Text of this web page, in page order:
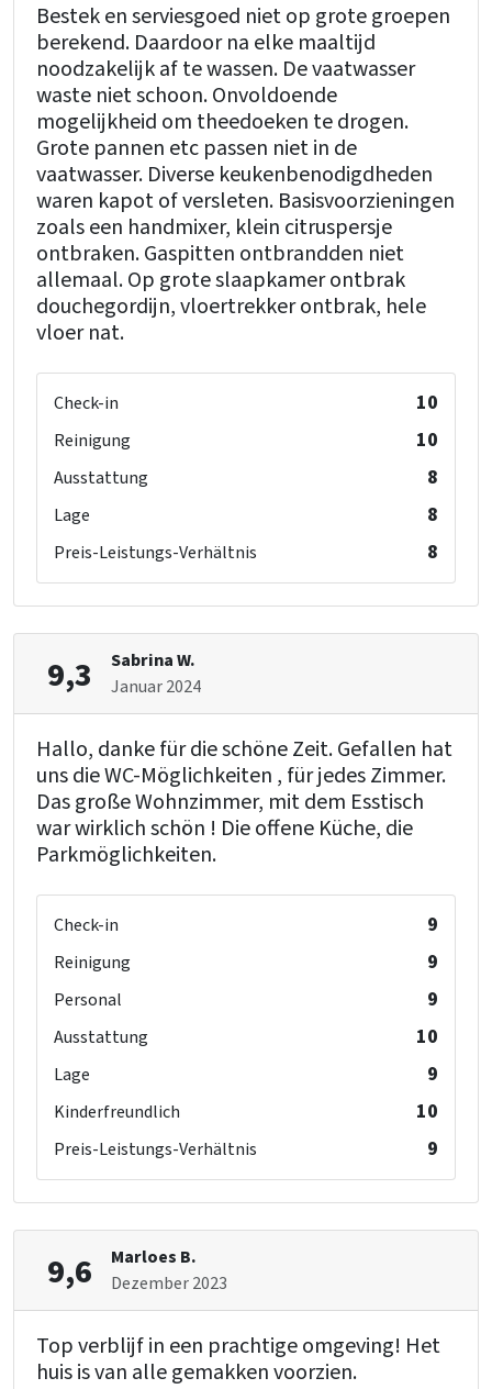
Bestek en serviesgoed niet op grote groepen
berekend. Daardoor na elke maaltijd
noodzakelijk af te wassen. De vaatwasser
waste niet schoon. Onvoldoende
mogelijkheid om theedoeken te drogen.
Grote pannen etc passen niet in de
vaatwasser. Diverse keukenbenodigdheden
waren kapot of versleten. Basisvoorzieningen
zoals een handmixer, klein citruspersje
ontbraken. Gaspitten ontbrandden niet
allemaal. Op grote slaapkamer ontbrak
douchegordijn, vloertrekker ontbrak, hele
vloer nat.
Check-in 10
Reinigung 10
Ausstattung 8
Lage 8
Preis-Leistungs-Verhältnis 8
9,3
Sabrina W.
Januar 2024
Hallo, danke für die schöne Zeit. Gefallen hat
uns die WC-Möglichkeiten , für jedes Zimmer.
Das große Wohnzimmer, mit dem Esstisch
war wirklich schön ! Die offene Küche, die
Parkmöglichkeiten.
Check-in 9
Reinigung 9
Personal 9
Ausstattung 10
Lage 9
Kinderfreundlich 10
Preis-Leistungs-Verhältnis 9
9,6
Marloes B.
Dezember 2023
Top verblijf in een prachtige omgeving! Het
huis is van alle gemakken voorzien.